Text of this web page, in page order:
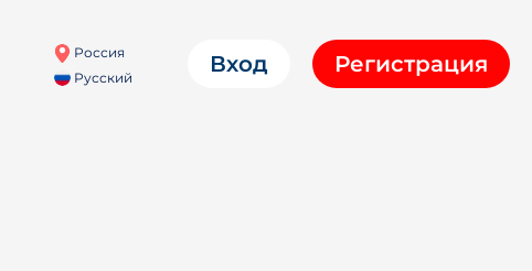
Россия
Русский
Вход Регистрация